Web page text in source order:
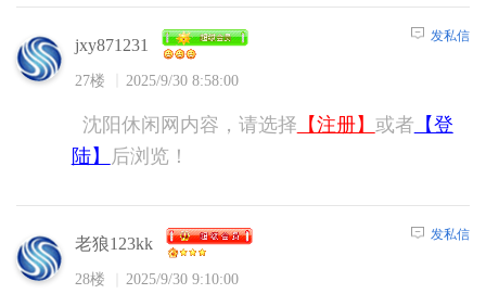
jxy871231
27楼 2025/9/30 8:58:00
发私信
沈阳休闲网内容，请选择 【注册】 或者 【登
陆】
后浏览！
老狼123kk
28楼 2025/9/30 9:10:00
发私信